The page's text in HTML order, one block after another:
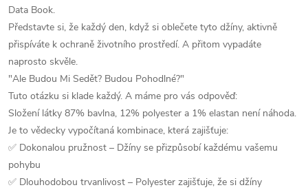
Data Book.
Představte si, že každý den, když si oblečete tyto džíny, aktivně
přispíváte k ochraně životního prostředí. A přitom vypadáte
naprosto skvěle.
"Ale Budou Mi Sedět? Budou Pohodlné?"
Tuto otázku si klade každý. A máme pro vás odpověď:
Složení látky 87% bavlna, 12% polyester a 1% elastan není náhoda.
Je to vědecky vypočítaná kombinace, která zajišťuje:
✅ Dokonalou pružnost – Džíny se přizpůsobí každému vašemu
pohybu
✅ Dlouhodobou trvanlivost – Polyester zajišťuje, že si džíny